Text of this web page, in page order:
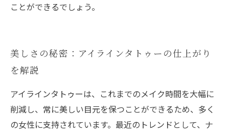
ことができるでしょう。
美しさの秘密：アイラインタトゥーの仕上がり
を解説
アイラインタトゥーは、これまでのメイク時間を大幅に
削減し、常に美しい目元を保つことができるため、多く
の女性に支持されています。最近のトレンドとして、ナ